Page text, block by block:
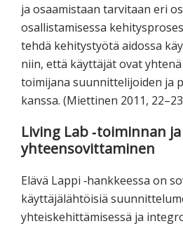
ja osaamistaan tarvitaan eri
osallistamisessa
tehdä kehitystyötä aidossa
niin, että käyttäjät ovat
toimijana suunnittelijoiden ja
kanssa. (Miettinen 2011,
Living Lab ‐toiminnan
yhteensovittaminen
Elävä Lappi ‐hankkeessa on
käyttäjälähtöisiä
yhteiskehittämisessä ja